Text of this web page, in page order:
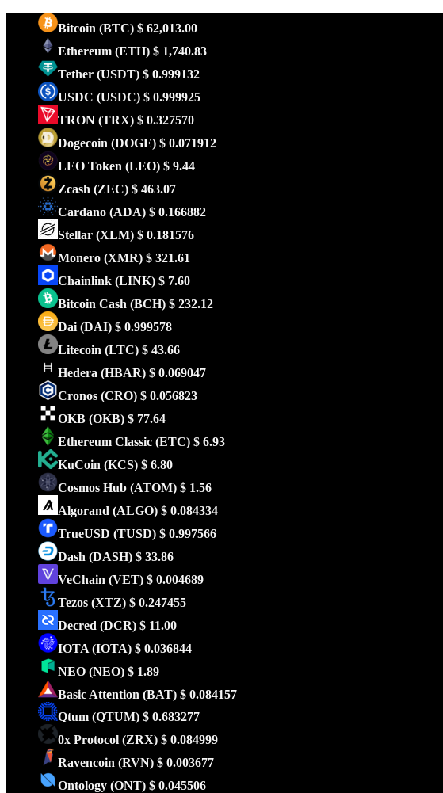
Bitcoin (BTC) $ 62,013.00
Ethereum (ETH) $ 1,740.83
Tether (USDT) $ 0.999132
USDC (USDC) $ 0.999925
TRON (TRX) $ 0.327570
Dogecoin (DOGE) $ 0.071912
LEO Token (LEO) $ 9.44
Zcash (ZEC) $ 463.07
Cardano (ADA) $ 0.166882
Stellar (XLM) $ 0.181576
Monero (XMR) $ 321.61
Chainlink (LINK) $ 7.60
Bitcoin Cash (BCH) $ 232.12
Dai (DAI) $ 0.999578
Litecoin (LTC) $ 43.66
Hedera (HBAR) $ 0.069047
Cronos (CRO) $ 0.056823
OKB (OKB) $ 77.64
Ethereum Classic (ETC) $ 6.93
KuCoin (KCS) $ 6.80
Cosmos Hub (ATOM) $ 1.56
Algorand (ALGO) $ 0.084334
TrueUSD (TUSD) $ 0.997566
Dash (DASH) $ 33.86
VeChain (VET) $ 0.004689
Tezos (XTZ) $ 0.247455
Decred (DCR) $ 11.00
IOTA (IOTA) $ 0.036844
NEO (NEO) $ 1.89
Basic Attention (BAT) $ 0.084157
Qtum (QTUM) $ 0.683277
0x Protocol (ZRX) $ 0.084999
Ravencoin (RVN) $ 0.003677
Ontology (ONT) $ 0.045506